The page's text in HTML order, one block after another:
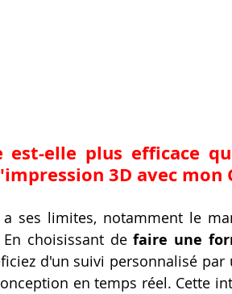
est-elle plus efficace
3D avec mon
ses limites, notamment le
choisissant de faire une
d'un suivi personnalisé
en temps réel. Cette